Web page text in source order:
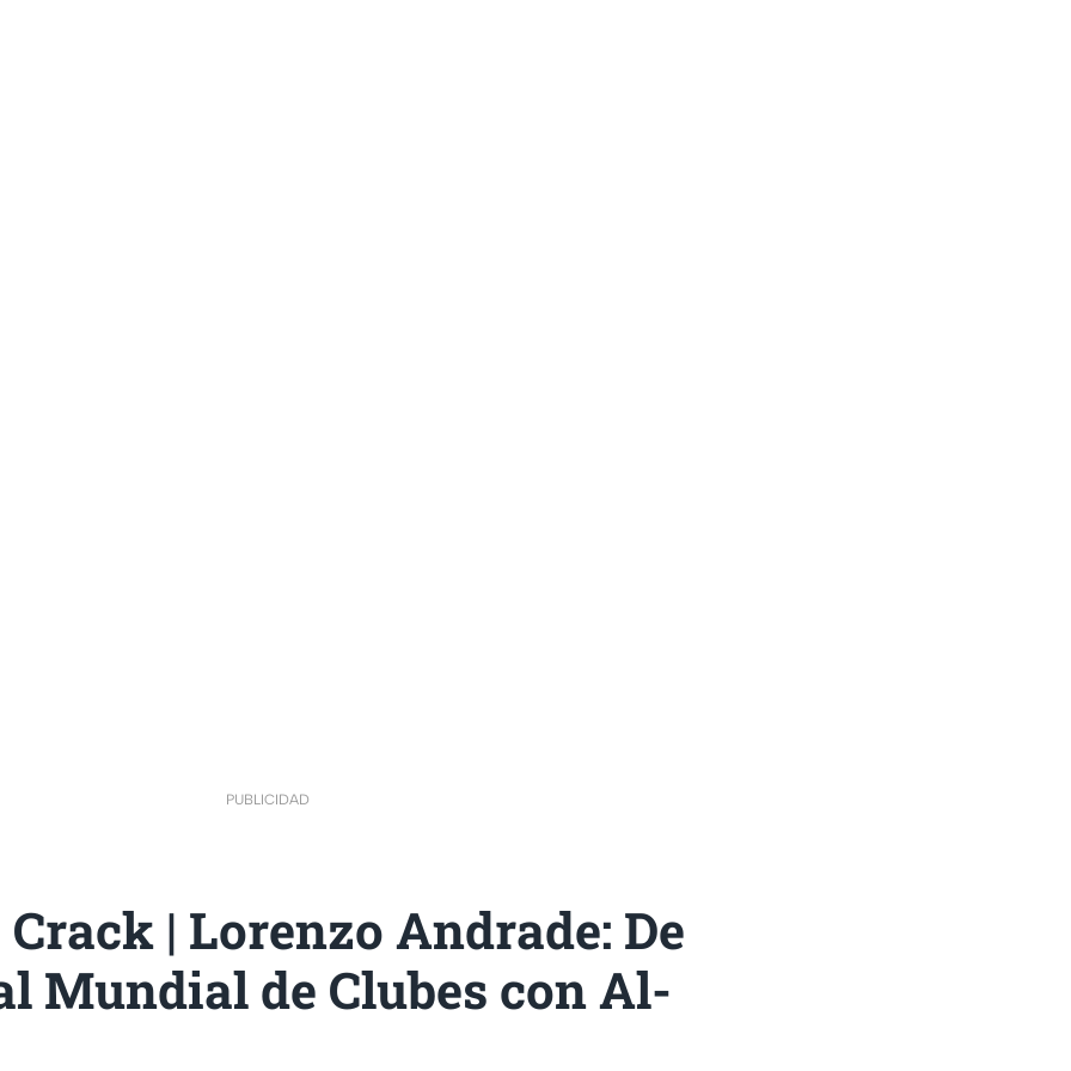
PUBLICIDAD
| Lorenzo Andrade: De
Mundial de Clubes con Al-